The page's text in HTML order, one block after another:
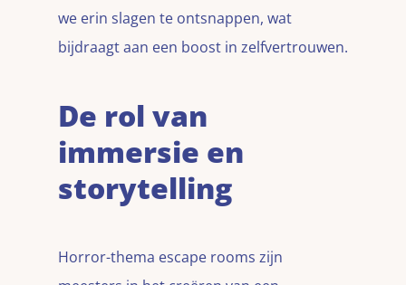
we erin slagen te ontsnappen, wat
bijdraagt aan een boost in zelfvertrouwen.
De rol van
immersie en
storytelling
Horror-thema escape rooms zijn